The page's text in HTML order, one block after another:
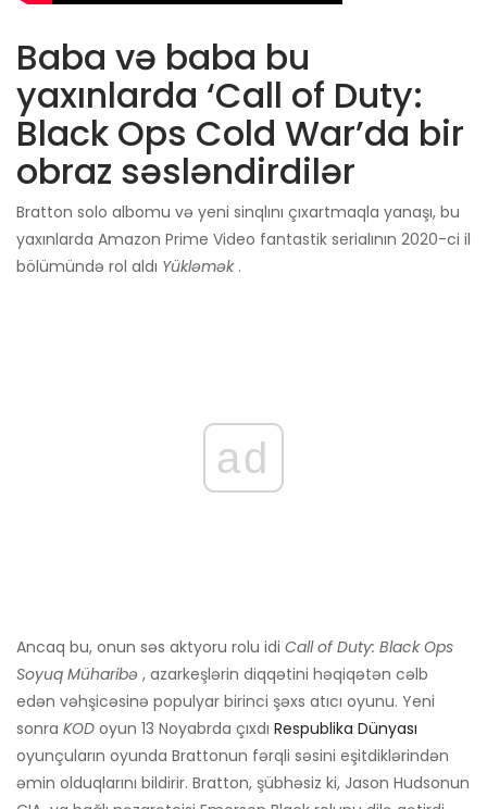
Baba və baba bu
yaxınlarda ‘Call of Duty:
Black Ops Cold War’da bir
obraz səsləndirdilər
Bratton solo albomu və yeni sinqlını çıxartmaqla yanaşı, bu
yaxınlarda Amazon Prime Video fantastik serialının 2020-ci il
bölümündə rol aldı Yükləmək.
ad
Ancaq bu, onun səs aktyoru rolu idi Call of Duty: Black Ops
Soyuq Müharibə , azarkeşlərin diqqətini həqiqətən cəlb
edən vəhşicəsinə populyar birinci şəxs atıcı oyunu. Yeni
sonra KOD oyun 13 Noyabrda çıxdı Respublika Dünyası
oyunçuların oyunda Brattonun fərqli səsini eşitdiklərindən
əmin olduqlarını bildirir. Bratton, şübhəsiz ki, Jason Hudsonun